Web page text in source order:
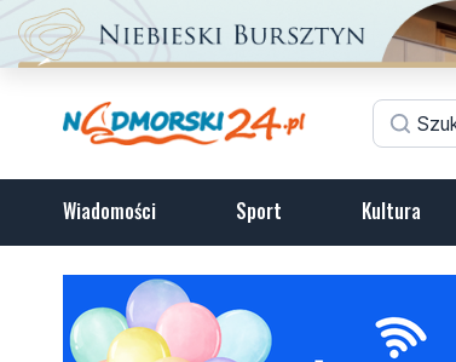
Wiadomości Sport Kultura